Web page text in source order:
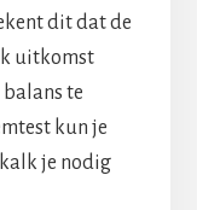
dit dat de
uitkomst
te
kun je
je nodig